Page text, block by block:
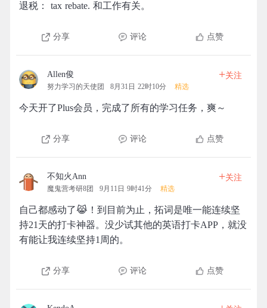
退税： tax rebate. 和工作有关。
分享 评论 点赞
Allen俊
努力学习的天使团 8月31日 22时10分 精选
+关注
今天开了Plus会员，完成了所有的学习任务，爽～
分享 评论 点赞
不知火Ann
魔鬼营考研8团 9月11日 9时41分 精选
+关注
自己都感动了😹！到目前为止，拓词是唯一能连续坚
持21天的打卡神器。没少试其他的英语打卡APP，就没
有能让我连续坚持1周的。
分享 评论 点赞